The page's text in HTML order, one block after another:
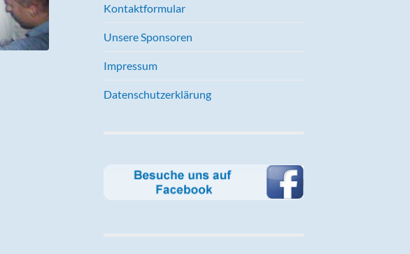
Kontaktformular
Unsere Sponsoren
Impressum
Datenschutzerklärung